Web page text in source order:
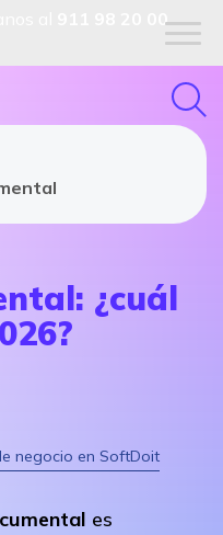
911 98 20 00
¿cuál
negocio en SoftDoit
es